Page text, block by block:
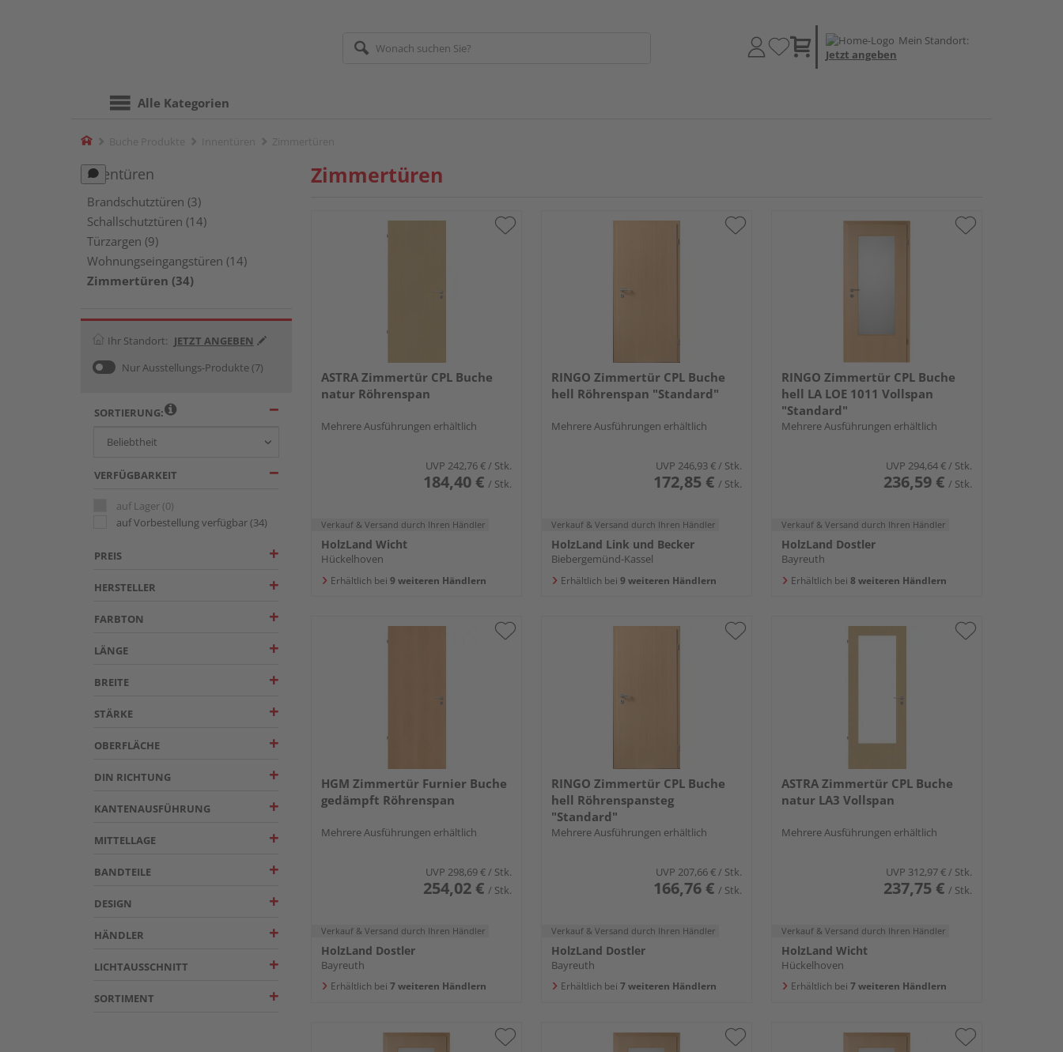
Mein Standort:
Jetzt angeben
Alle Kategorien
Home
Innentüren
Brandschutztüren (3)
Schallschutztüren (14)
Türzargen (9)
Wohnungseingangstüren (14)
Zimmertüren (34)
Ihr Standort: JETZT ANGEBEN
Nur Ausstellungs-Produkte (7)
SORTIERUNG:
VERFÜGBARKEIT
auf Lager (0)
auf Vorbestellung verfügbar(34)
PREIS
HERSTELLER
FARBTON
LÄNGE
BREITE
STÄRKE
OBERFLÄCHE
DIN RICHTUNG
KANTENAUSFÜHRUNG
MITTELLAGE
BANDTEILE
DESIGN
HÄNDLER
LICHTAUSSCHNITT
SORTIMENT
Zimmertüren
ASTRA Zimmertür CPL Buche
natur Röhrenspan
Mehrere Ausführungen erhältlich
UVP 242,76 €/ Stk.
184,40 € / Stk.
Verkauf & Versand durch Ihren Händler
HolzLand Wicht
Hückelhoven
Erhältlich bei 9 weiteren Händlern
RINGO Zimmertür CPL Buche
hell Röhrenspan "Standard"
Mehrere Ausführungen erhältlich
UVP 246,93 €/ Stk.
172,85 € / Stk.
Verkauf & Versand durch Ihren Händler
HolzLand Link und Becker
Biebergemünd-Kassel
Erhältlich bei 9 weiteren Händlern
RINGO Zimmertür CPL Buche
hell LA LOE 1011 Vollspan
"Standard"
Mehrere Ausführungen erhältlich
UVP 294,64 €/ Stk.
236,59 € / Stk.
Verkauf & Versand durch Ihren Händler
HolzLand Dostler
Bayreuth
Erhältlich bei 8 weiteren Händlern
HGM Zimmertür Furnier Buche
gedämpft Röhrenspan
Mehrere Ausführungen erhältlich
UVP 298,69 €/ Stk.
254,02 € / Stk.
Verkauf & Versand durch Ihren Händler
HolzLand Dostler
Bayreuth
Erhältlich bei 7 weiteren Händlern
RINGO Zimmertür CPL Buche
hell Röhrenspansteg
"Standard"
Mehrere Ausführungen erhältlich
UVP 207,66 €/ Stk.
166,76 € / Stk.
Verkauf & Versand durch Ihren Händler
HolzLand Dostler
Bayreuth
Erhältlich bei 7 weiteren Händlern
ASTRA Zimmertür CPL Buche
natur LA3 Vollspan
Mehrere Ausführungen erhältlich
UVP 312,97 €/ Stk.
237,75 € / Stk.
Verkauf & Versand durch Ihren Händler
HolzLand Wicht
Hückelhoven
Erhältlich bei 7 weiteren Händlern